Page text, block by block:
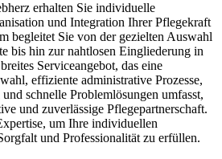
erhalten Sie individuelle
und Integration Ihrer Pflegekraft
begleitet Sie von der gezielten Auswahl
bis hin zur nahtlosen Eingliederung in
Serviceangebot, das eine
effiziente administrative Prozesse,
schnelle Problemlösungen umfasst,
und zuverlässige Pflegepartnerschaft.
um Ihre individuellen
und Professionalität zu erfüllen.